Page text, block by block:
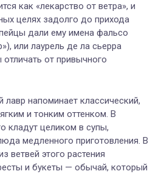
как «лекарство от ветра», и
целях задолго до прихода
дали ему имена фальсо
или лаурель де ла сьерра
от привычного
лавр напоминает классический,
и тонким оттенком. В
кладут целиком в супы,
медленного приготовления. В
ветвей этого растения
и букеты — обычай, который